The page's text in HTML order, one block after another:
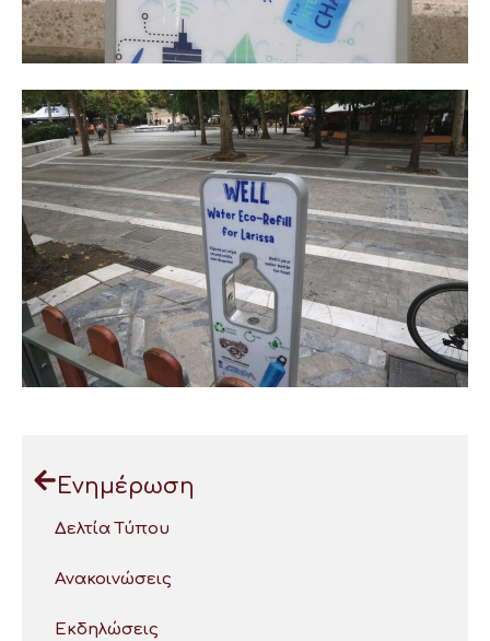
Ενημέρωση
Δελτία Τύπου
Ανακοινώσεις
Εκδηλώσεις